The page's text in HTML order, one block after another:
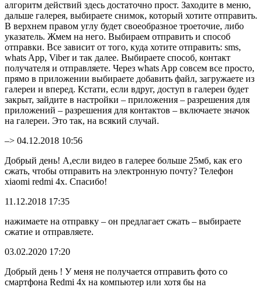
алгоритм действий здесь достаточно прост. Заходите в меню,
дальше галерея, выбираете снимок, который хотите отправить.
В верхнем правом углу будет своеобразное троеточие, либо
указатель. Жмем на него. Выбираем отправить и способ
отправки. Все зависит от того, куда хотите отправить: sms,
whats App, Viber и так далее. Выбираете способ, контакт
получателя и отправляете. Через whats App совсем все просто,
прямо в приложении выбираете добавить файл, загружаете из
галереи и вперед. Кстати, если вдруг, доступ в галереи будет
закрыт, зайдите в настройки – приложения – разрешения для
приложений – разрешения для контактов – включаете значок
на галереи. Это так, на всякий случай.
–> 04.12.2018 10:56
Добрый день! А,если видео в галерее больше 25мб, как его
сжать, чтобы отправить на электронную почту? Телефон
xiaomi redmi 4x. Спасибо!
11.12.2018 17:35
нажимаете на отправку – он предлагает сжать – выбираете
сжатие и отправляете.
03.02.2020 17:20
Добрый день ! У меня не получается отправить фото со
смартфона Redmi 4х на компьютер или хотя бы на